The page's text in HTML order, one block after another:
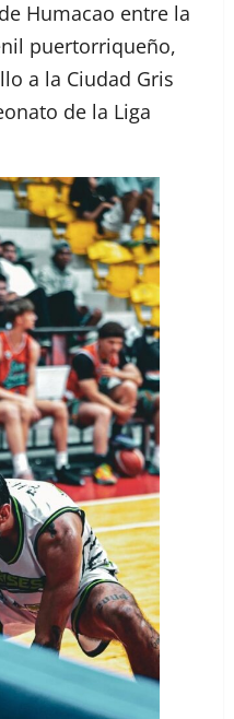
Humacao entre la
puertorriqueño,
a la Ciudad Gris
de la Liga